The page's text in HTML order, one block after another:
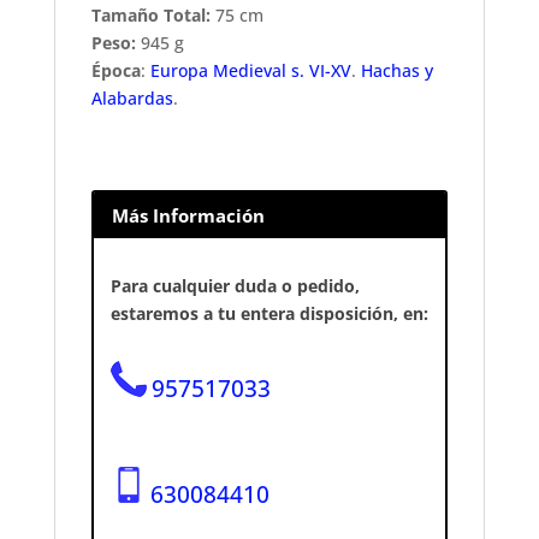
Tamaño Total: 75 cm
Peso: 945 g
Época: Europa Medieval s. VI-XV. Hachas y
Alabardas.
Más Información
Para cualquier duda o pedido,
estaremos a tu entera disposición, en:
957517033
630084410